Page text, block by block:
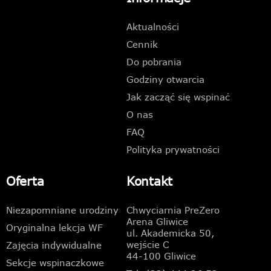
Aktualności
Cennik
Do pobrania
Godziny otwarcia
Jak zacząć się wspinać
O nas
FAQ
Polityka prywatności
Oferta
Niezapomniane urodziny
Oryginalna lekcja WF
Zajęcia indywidualne
Sekcje wspinaczkowe
Kontakt
Chwyciarnia PreZero
Arena Gliwice
ul. Akademicka 50,
wejście C
44-100 Gliwice